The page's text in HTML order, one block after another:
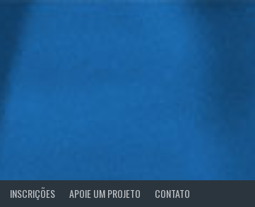
INSCRIÇÕES APOIE UM PROJETO CONTATO